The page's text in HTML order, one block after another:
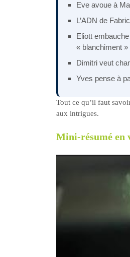
Eve avoue à
L’ADN de
Eliott
« blanchiment »
Dimitri veut
Yves pense à
Tout ce qu’il faut
aux intrigues.
Mini-résumé en